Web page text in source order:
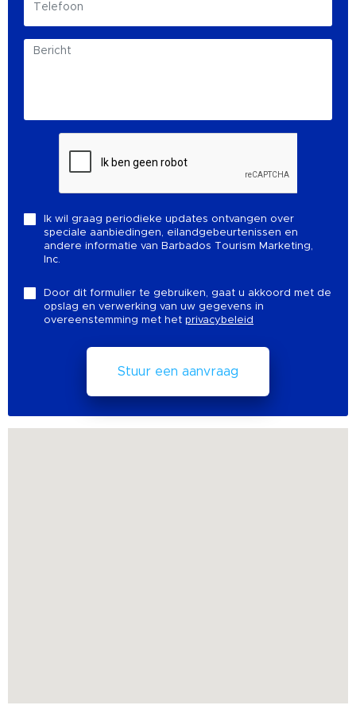
Ik wil graag periodieke updates ontvangen over
speciale aanbiedingen, eilandgebeurtenissen en
andere informatie van Barbados Tourism Marketing,
Inc.
Door dit formulier te gebruiken, gaat u akkoord met de
opslag en verwerking van uw gegevens in
overeenstemming met het privacybeleid